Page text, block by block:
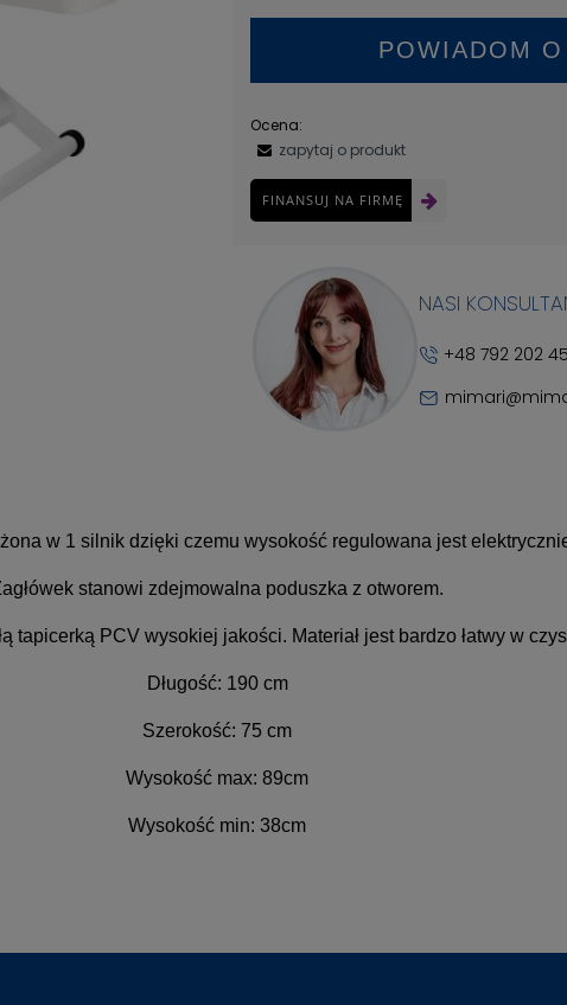
POWIADOM
Ocena:
zapytaj o produkt
FINANSUJ NA FIRMĘ
NASI
+48 792 202
w 1 silnik dzięki czemu wysokość regulowana jest
stanowi zdejmowalna poduszka z otworem.
tapicerką PCV wysokiej jakości. Materiał jest bardzo łatwy w
Długość: 190 cm
Szerokość: 75 cm
Wysokość max: 89cm
Wysokość min: 38cm